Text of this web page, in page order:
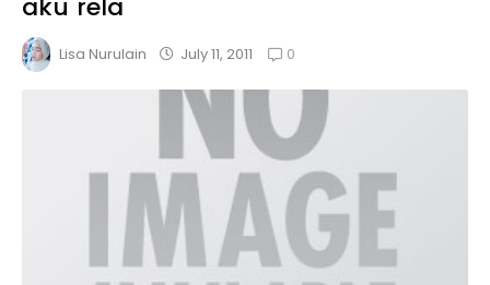
Lisa Nurulain July 11, 2011 0